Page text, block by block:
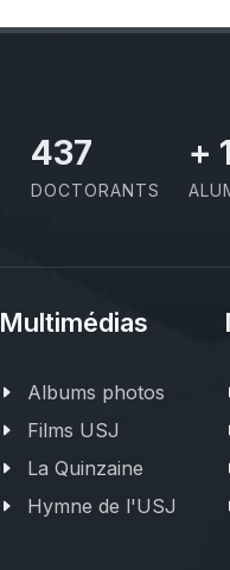
437
DOCTORANTS
+
Multimédias
Albums photos
Films USJ
La Quinzaine
Hymne de l'USJ